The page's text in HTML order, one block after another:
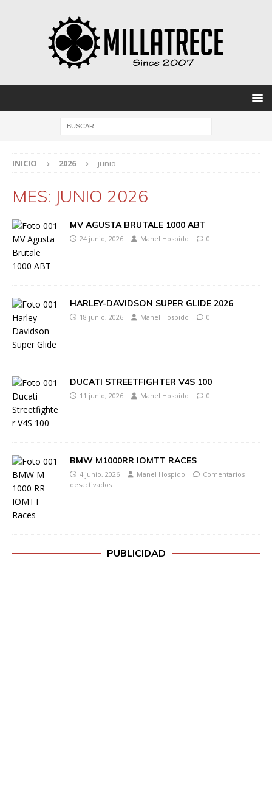
INICIO 2026 junio
MES: JUNIO 2026
MV AGUSTA BRUTALE 1000 ABT
24 junio, 2026 Manel Hospido 0
HARLEY-DAVIDSON SUPER GLIDE 2026
18 junio, 2026 Manel Hospido 0
DUCATI STREETFIGHTER V4S 100
11 junio, 2026 Manel Hospido 0
BMW M1000RR IOMTT RACES
4 junio, 2026 Manel Hospido
Comentarios
desactivados
PUBLICIDAD